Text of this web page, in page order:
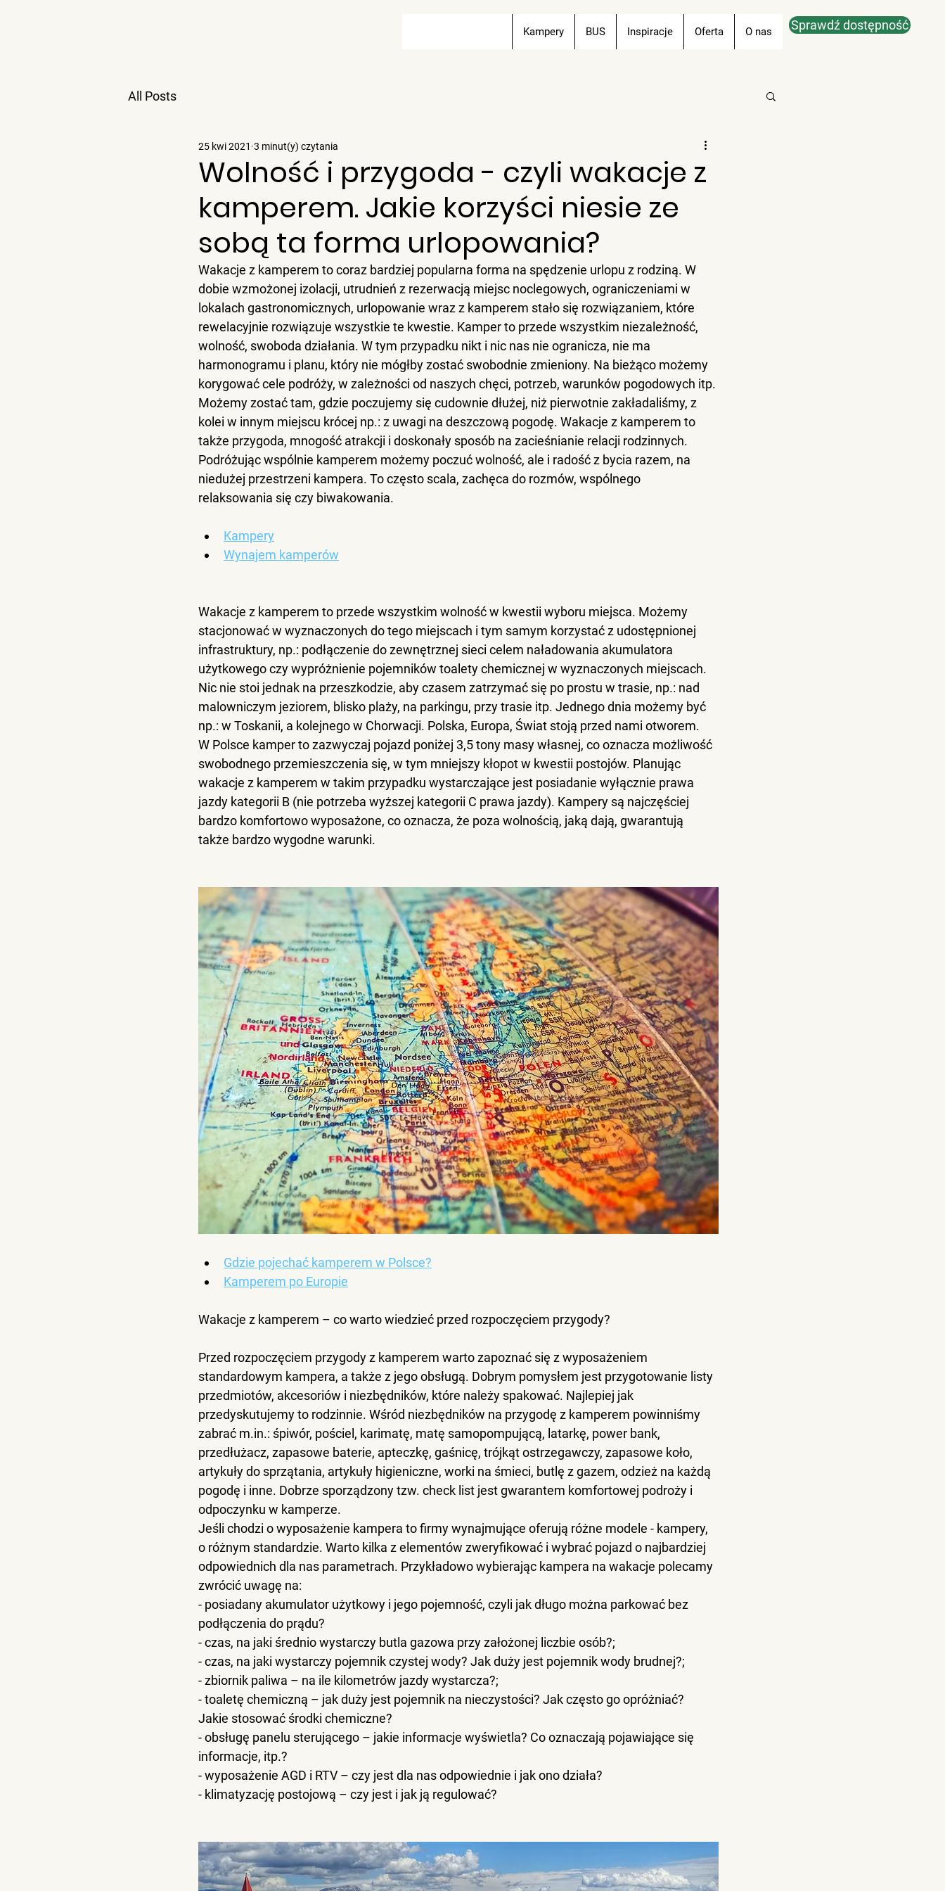
Kampery BUS Inspiracje Oferta O nas Sprawdź dostępność
All Posts
Wolność i przygoda - czyli wakacje z
kamperem. Jakie korzyści niesie ze
sobą ta forma urlopowania?
25 kwi 2021 3 minut(y) czytania
Wakacje z kamperem to coraz bardziej popularna forma na spędzenie urlopu z rodziną. W
dobie wzmożonej izolacji, utrudnień z rezerwacją miejsc noclegowych, ograniczeniami w
lokalach gastronomicznych, urlopowanie wraz z kamperem stało się rozwiązaniem, które
rewelacyjnie rozwiązuje wszystkie te kwestie. Kamper to przede wszystkim niezależność,
wolność, swoboda działania. W tym przypadku nikt i nic nas nie ogranicza, nie ma
harmonogramu i planu, który nie mógłby zostać swobodnie zmieniony. Na bieżąco możemy
korygować cele podróży, w zależności od naszych chęci, potrzeb, warunków pogodowych itp.
Możemy zostać tam, gdzie poczujemy się cudownie dłużej, niż pierwotnie zakładaliśmy, z
kolei w innym miejscu krócej np.: z uwagi na deszczową pogodę. Wakacje z kamperem to
także przygoda, mnogość atrakcji i doskonały sposób na zacieśnianie relacji rodzinnych.
Podróżując wspólnie kamperem możemy poczuć wolność, ale i radość z bycia razem, na
niedużej przestrzeni kampera. To często scala, zachęca do rozmów, wspólnego
relaksowania się czy biwakowania.
Kampery
Wynajem kamperów
Wakacje z kamperem to przede wszystkim wolność w kwestii wyboru miejsca. Możemy
stacjonować w wyznaczonych do tego miejscach i tym samym korzystać z udostępnionej
infrastruktury, np.: podłączenie do zewnętrznej sieci celem naładowania akumulatora
użytkowego czy wypróżnienie pojemników toalety chemicznej w wyznaczonych miejscach.
Nic nie stoi jednak na przeszkodzie, aby czasem zatrzymać się po prostu w trasie, np.: nad
malowniczym jeziorem, blisko plaży, na parkingu, przy trasie itp. Jednego dnia możemy być
np.: w Toskanii, a kolejnego w Chorwacji. Polska, Europa, Świat stoją przed nami otworem.
W Polsce kamper to zazwyczaj pojazd poniżej 3,5 tony masy własnej, co oznacza możliwość
swobodnego przemieszczenia się, w tym mniejszy kłopot w kwestii postojów. Planując
wakacje z kamperem w takim przypadku wystarczające jest posiadanie wyłącznie prawa
jazdy kategorii B (nie potrzeba wyższej kategorii C prawa jazdy). Kampery są najczęściej
bardzo komfortowo wyposażone, co oznacza, że poza wolnością, jaką dają, gwarantują
także bardzo wygodne warunki.
Gdzie pojechać kamperem w Polsce?
Kamperem po Europie
Wakacje z kamperem – co warto wiedzieć przed rozpoczęciem przygody?
Przed rozpoczęciem przygody z kamperem warto zapoznać się z wyposażeniem
standardowym kampera, a także z jego obsługą. Dobrym pomysłem jest przygotowanie listy
przedmiotów, akcesoriów i niezbędników, które należy spakować. Najlepiej jak
przedyskutujemy to rodzinnie. Wśród niezbędników na przygodę z kamperem powinniśmy
zabrać m.in.: śpiwór, pościel, karimatę, matę samopompującą, latarkę, power bank,
przedłużacz, zapasowe baterie, apteczkę, gaśnicę, trójkąt ostrzegawczy, zapasowe koło,
artykuły do sprzątania, artykuły higieniczne, worki na śmieci, butlę z gazem, odzież na każdą
pogodę i inne. Dobrze sporządzony tzw. check list jest gwarantem komfortowej podroży i
odpoczynku w kamperze.
Jeśli chodzi o wyposażenie kampera to firmy wynajmujące oferują różne modele - kampery,
o różnym standardzie. Warto kilka z elementów zweryfikować i wybrać pojazd o najbardziej
odpowiednich dla nas parametrach. Przykładowo wybierając kampera na wakacje polecamy
zwrócić uwagę na:
- posiadany akumulator użytkowy i jego pojemność, czyli jak długo można parkować bez
podłączenia do prądu?
- czas, na jaki średnio wystarczy butla gazowa przy założonej liczbie osób?;
- czas, na jaki wystarczy pojemnik czystej wody? Jak duży jest pojemnik wody brudnej?;
- zbiornik paliwa – na ile kilometrów jazdy wystarcza?;
- toaletę chemiczną – jak duży jest pojemnik na nieczystości? Jak często go opróżniać?
Jakie stosować środki chemiczne?
- obsługę panelu sterującego – jakie informacje wyświetla? Co oznaczają pojawiające się
informacje, itp.?
- wyposażenie AGD i RTV – czy jest dla nas odpowiednie i jak ono działa?
- klimatyzację postojową – czy jest i jak ją regulować?